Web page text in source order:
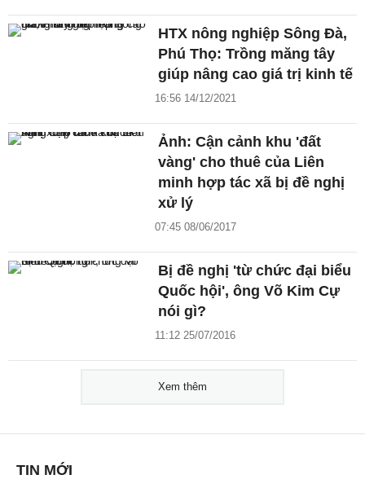
HTX nông nghiệp Sông Đà,
Phú Thọ: Trồng măng tây
giúp nâng cao giá trị kinh tế
16:56 14/12/2021
Ảnh: Cận cảnh khu 'đất
vàng' cho thuê của Liên
minh hợp tác xã bị đề nghị
xử lý
07:45 08/06/2017
Bị đề nghị 'từ chức đại biểu
Quốc hội', ông Võ Kim Cự
nói gì?
11:12 25/07/2016
Xem thêm
TIN MỚI